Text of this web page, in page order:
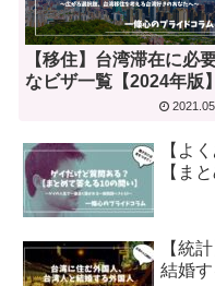
【移住】台湾滞在に必
なビザ一覧【2024年版】
【よ
【ま
【統
結婚す